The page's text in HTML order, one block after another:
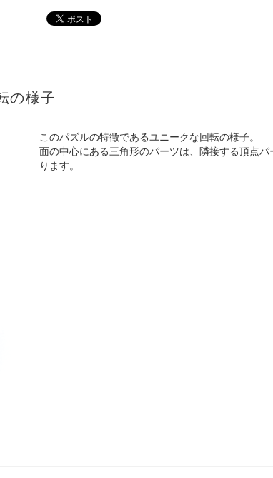
の様子
このパズルの特徴であるユニークな回転の様子。
面の中心にある三角形のパーツは、隣接する頂点パ
ります。